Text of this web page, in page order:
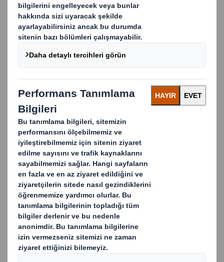
Raf üzeri sıvamalı tava standlarmız ile
dağıtımdan anında teşhire. Akıllı, oluklu
tepsilerimiz, ürünlerinizi taşıma sırasında
korur ve ardından mağaza içinde kolayca
veya manuel paketleme hatlarınız için
optimize edilmiştir, teneke kutular, şişeler,
tepsiler ve torbalar için uygundur ve
mükemmel istiflenebilirlik sağlar.
PERAKENDE DÜNYASINDA ÖNE
GEÇMEK ISTER MISINIZ? BIZE
ULAŞIN